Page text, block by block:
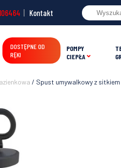
Kontakt
DOSTĘPNE OD
RĘKI
POMPY
CIEPŁA
/ Spust umywalkowy z